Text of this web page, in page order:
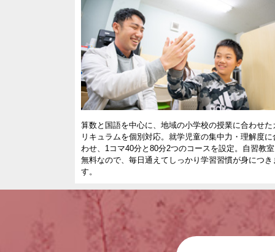
算数と国語を中心に、地域の小学校の授業に合わせた
リキュラムを個別対応。就学児童の集中力・理解度に
わせ、1コマ40分と80分2つのコースを設定。自習教
無料なので、毎日通えてしっかり学習習慣が身につき
す。